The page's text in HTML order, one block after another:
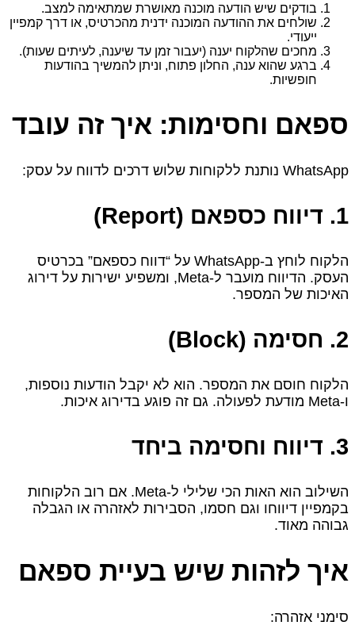
בודקים שיש הודעה מוכנה מאושרת שמתאימה למצב.
שולחים את ההודעה המוכנה ידנית מהכרטיס, או דרך קמפיין
ייעודי.
מחכים שהלקוח יענה (יעבור זמן עד שיענה, לעיתים שעות).
ברגע שהוא ענה, החלון פתוח, וניתן להמשיך בהודעות
חופשיות.
ספאם וחסימות: איך זה עובד
WhatsApp נותנת ללקוחות שלוש דרכים לדווח על עסק:
1. דיווח כספאם (Report)
הלקוח לוחץ ב‑WhatsApp על “דווח כספאם” בכרטיס
העסק. הדיווח מועבר ל‑Meta, ומשפיע ישירות על דירוג
האיכות של המספר.
2. חסימה (Block)
הלקוח חוסם את המספר. הוא לא יקבל הודעות נוספות,
ו‑Meta מודעת לפעולה. גם זה פוגע בדירוג איכות.
3. דיווח וחסימה ביחד
השילוב הוא האות הכי שלילי ל‑Meta. אם רוב הלקוחות
בקמפיין דיווחו וגם חסמו, הסבירות לאזהרה או הגבלה
גבוהה מאוד.
איך לזהות שיש בעיית ספאם
סימני אזהרה: